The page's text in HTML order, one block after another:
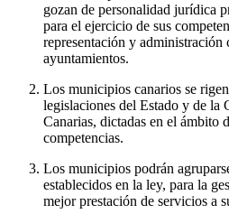
gozan de personalidad jurídica
para el ejercicio de sus
representación y administración
ayuntamientos.
Los municipios canarios se
legislaciones del Estado y de la
Canarias, dictadas en el ámbito
competencias.
Los municipios podrán
establecidos en la ley, para la
mejor prestación de servicios a